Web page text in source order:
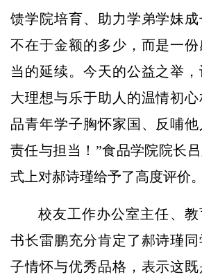
馈学院培育、助力学弟学妹成
不在于金额的多少，而是一
当的延续。今天的公益之举
大理想与乐于助人的温情初
品青年学子胸怀家国、反哺
责任与担当！”食品学院院长
式上对郝诗瑾给予了高度评价。
校友工作办公室主任、
书长雷鹏充分肯定了郝诗瑾
子情怀与优秀品格，表示这